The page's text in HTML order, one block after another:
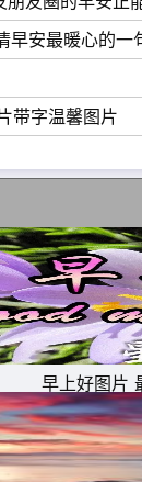
件十万火急
了，快起床吧
星星会说话
早安最暖心的一
带字温馨图片
早上好图片